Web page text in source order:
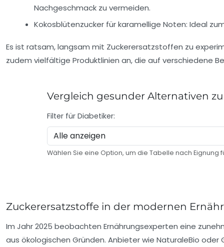
Nachgeschmack zu vermeiden.
Kokosblütenzucker für karamellige Noten: Ideal
Es ist ratsam, langsam mit Zuckerersatzstoffen zu
zudem vielfältige Produktlinien an, die auf verschiedene
Vergleich gesunder Alternativen
Filter für Diabetiker:
Wählen Sie eine Option, um die Tabelle nach Eignung
Zuckerersatzstoffe in der modernen
Im Jahr 2025 beobachten Ernährungsexperten eine
aus ökologischen Gründen. Anbieter wie NaturaleBio